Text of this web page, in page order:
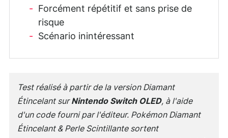
Forcément répétitif et sans prise de
risque
Scénario inintéressant
Test réalisé à partir de la version Diamant
Étincelant surNintendo Switch OLED, à l'aide
d'un code fourni par l'éditeur. Pokémon Diamant
Étincelant & Perle Scintillante sortent